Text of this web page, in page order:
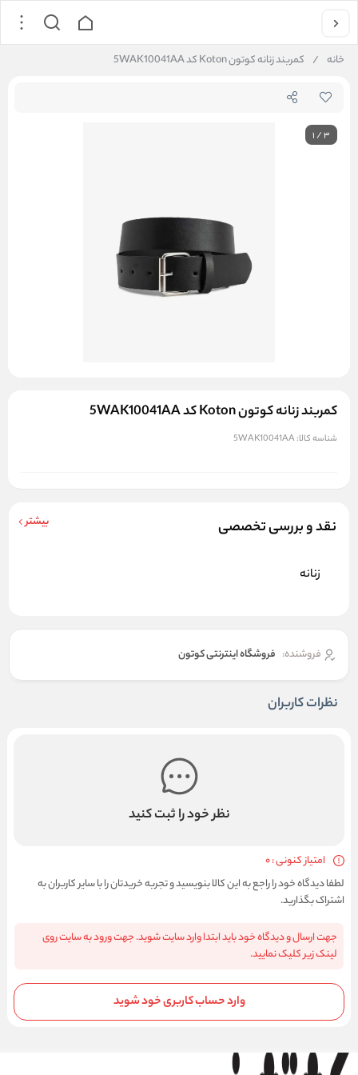
خانه / کمربند زنانه کوتون Koton کد 5WAK10041AA
1/3
کمربند زنانه کوتون Koton کد 5WAK10041AA
شناسه کالا:5WAK10041AA
نقد و بررسی تخصصی بیشتر
زنانه
فروشنده: فروشگاه اینترنتی کوتون
نظرات کاربران
نظر خود را ثبت کنید
امتیاز کنونی : 0
لطفا دیدگاه خود را راجع به این کالا بنویسید و تجربه خریدتان را با سایر کاربران به
اشتراک بگذارید.
جهت ارسال و دیدگاه خود باید ابتدا وارد سایت شوید. جهت ورود به سایت روی
لینک زیر کلیک نمایید.
وارد حساب کاربری خود شوید